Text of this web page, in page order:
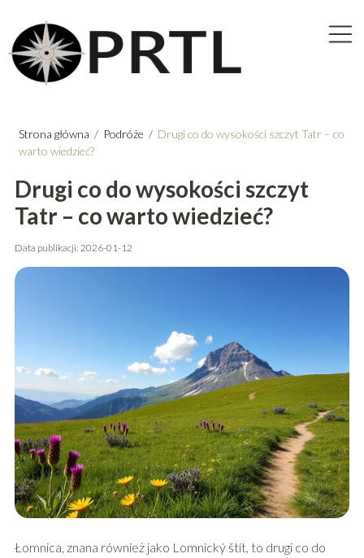
Strona główna / Podróże / Drugi co do wysokości szczyt Tatr – co
warto wiedzieć?
Drugi co do wysokości szczyt
Tatr – co warto wiedzieć?
Data publikacji: 2026-01-12
Łomnica, znana również jako Lomnický štít, to drugi co do